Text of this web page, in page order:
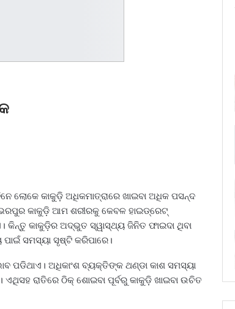
ଲୋକେ କାକୁଡ଼ି ଅଧିକମାତ୍ରାରେ ଖାଇବା ଅଧିକ ପସନ୍ଦ
କାକୁଡ଼ି ଆମ ଶରୀରକୁ କେବଳ ହାଇଡ୍ରେଟ୍‌
କିନ୍ତୁ କାକୁଡ଼ିର ଅଦ୍ଭୁତ ସ୍ୱାସ୍ଥ୍ୟ ଜିନିତ ଫାଇଦା ଥିବା
ସମସ୍ୟା ସୃଷ୍ଟି କରିପାରେ।
ପଡିଥାଏ। ଅଧିକାଂଶ ବ୍ୟକ୍ତିଙ୍କ ଥଣ୍ଡା କାଶ ସମସ୍ୟା
ରାତିରେ ଠିକ୍‌ ଶୋଇବା ପୂର୍ବରୁ କାକୁଡ଼ି ଖାଇବା ଉଚିତ